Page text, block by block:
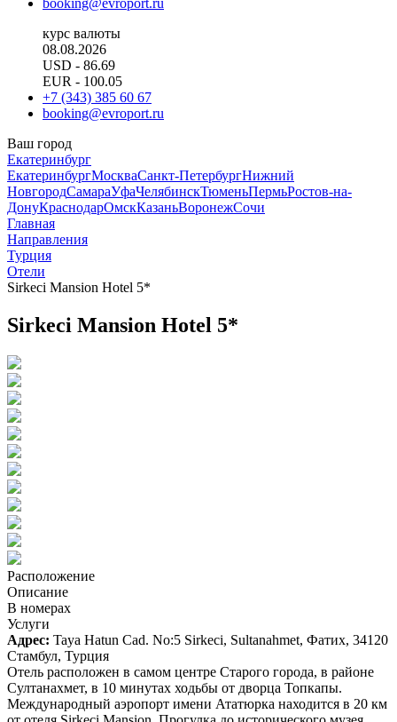
booking@evroport.ru
курс валюты
08.08.2026
USD - 86.69
EUR - 100.05
+7 (343) 385 60 67
booking@evroport.ru
Ваш город
Екатеринбург
ЕкатеринбургМоскваСанкт-ПетербургНижний
НовгородСамараУфаЧелябинскТюменьПермьРостов-на-
ДонуКраснодарОмскКазаньВоронежСочи
Главная
Направления
Турция
Отели
Sirkeci Mansion Hotel 5*
Sirkeci Mansion Hotel 5*
Расположение
Описание
В номерах
Услуги
Адрес: Taya Hatun Cad. No:5 Sirkeci, Sultanahmet, Фатих, 34120
Стамбул, Турция
Отель расположен в самом центре Старого города, в районе
Султанахмет, в 10 минутах ходьбы от дворца Топкапы.
Международный аэропорт имени Ататюрка находится в 20 км